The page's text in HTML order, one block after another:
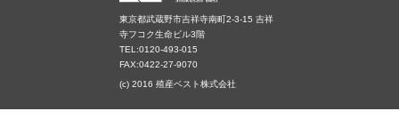
東京都武蔵野市吉祥寺南町2-3-15 吉祥
寺フコク生命ビル3階
TEL:0120-493-015
FAX:0422-27-9070
(c) 2016 殖産ベスト株式会社